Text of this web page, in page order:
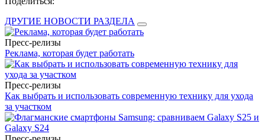
ДРУГИЕ НОВОСТИ РАЗДЕЛА
Пресс-релизы
Реклама, которая будет работать
Пресс-релизы
Как выбрать и использовать современную технику для ухода
за участком